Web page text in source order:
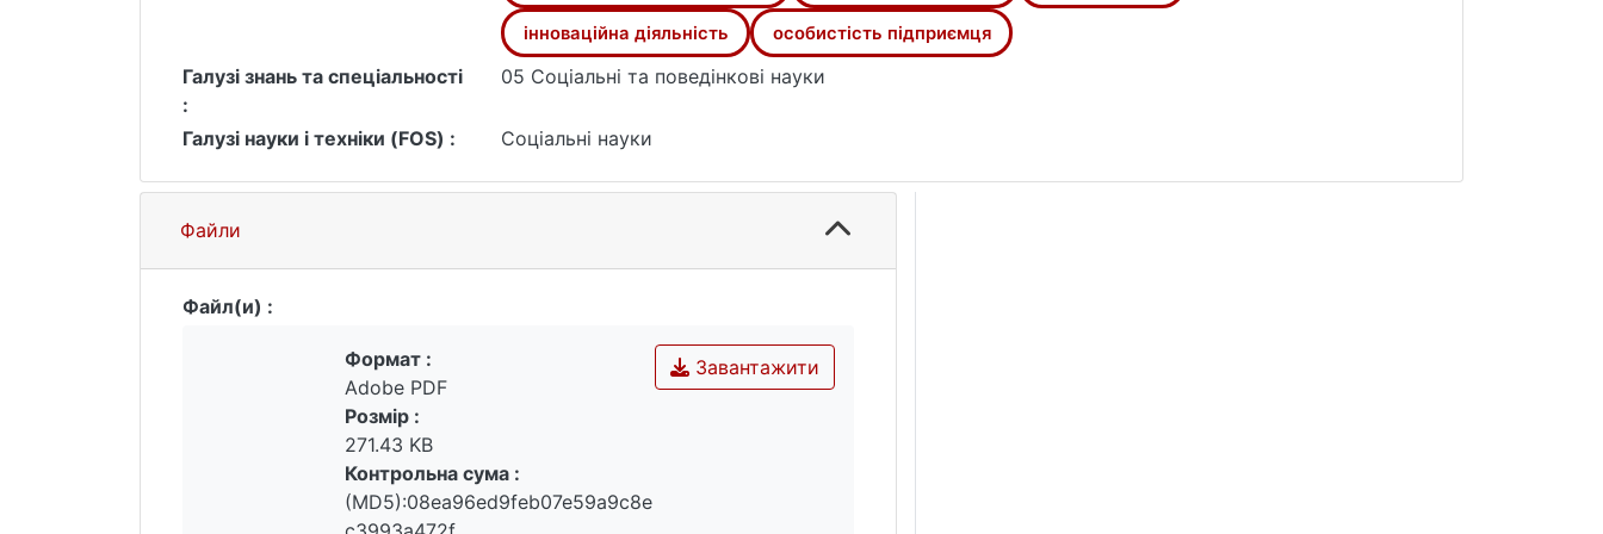
інноваційна діяльність особистість підприємця
Галузі знань та спеціальності
:
05 Соціальні та поведінкові науки
Галузі науки і техніки (FOS) : Соціальні науки
Файли
Файл(и) :
Завантажити
Формат :
Adobe PDF
Розмір :
271.43 KB
Контрольна сума :
(MD5):08ea96ed9feb07e59a9c8e